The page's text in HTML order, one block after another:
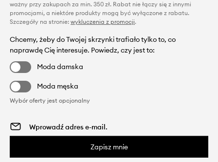
ważny przy zakupach za min. 350 zł. Rabat nie łączy się z innymi
promocjami, a niektóre produkty mogą być wyłączone z rabatu.
Szczegóły na stronie: wykluczenia z promocji.
Chcemy, żeby do Twojej skrzynki trafiało tylko to, co
naprawdę Cię interesuje. Powiedz, czy jest to:
Moda damska
Moda męska
Wybór oferty jest opcjonalny
Zapisz mnie